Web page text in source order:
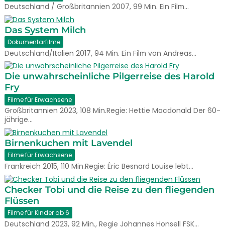
Deutschland / Großbritannien 2007, 99 Min. Ein Film…
Das System Milch
Dokumentarfilme
Deutschland/Italien 2017, 94 Min. Ein Film von Andreas…
Die unwahrscheinliche Pilgerreise des Harold
Fry
Filme für Erwachsene
Großbritannien 2023, 108 Min.Regie: Hettie Macdonald Der 60-
jährige…
Birnenkuchen mit Lavendel
Filme für Erwachsene
Frankreich 2015, 110 Min.Regie: Éric Besnard Louise lebt…
Checker Tobi und die Reise zu den fliegenden
Flüssen
Filme für Kinder ab 6
Deutschland 2023, 92 Min., Regie Johannes Honsell FSK…